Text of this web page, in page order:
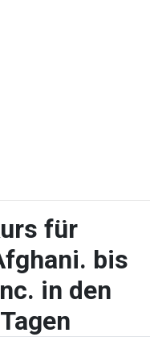
für
bis
in den